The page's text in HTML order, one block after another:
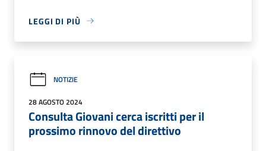
LEGGI DI PIÙ
NOTIZIE
28 AGOSTO 2024
Consulta Giovani cerca iscritti per il
prossimo rinnovo del direttivo